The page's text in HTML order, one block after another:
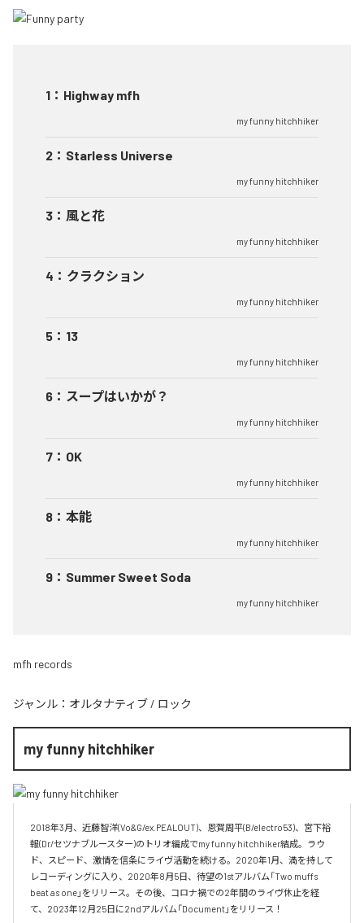
1 ： Highway mfh
my funny hitchhiker
2 ： Starless Universe
my funny hitchhiker
3 ： 風と花
my funny hitchhiker
4 ： クラクション
my funny hitchhiker
5 ： 13
my funny hitchhiker
6 ： スープはいかが？
my funny hitchhiker
7 ： OK
my funny hitchhiker
8 ： 本能
my funny hitchhiker
9 ： Summer Sweet Soda
my funny hitchhiker
mfh records
ジャンル： オルタナティブ / ロック
my funny hitchhiker
2018年3月、近藤智洋(Vo&G/ex.PEALOUT)、恩賀周平(B/electro53)、宮下裕
報(Dr/セツナブルースター)のトリオ編成でmy funny hitchhiker結成。ラウ
ド、スピード、激情を信条にライヴ活動を続ける。2020年1月、満を持して
レコーディングに入り、2020年8月5日、待望の1stアルバム「Two muffs
beat as one」をリリース。その後、コロナ禍での2年間のライヴ休止を経
て、2023年12月25日に2ndアルバム「Document」をリリース！